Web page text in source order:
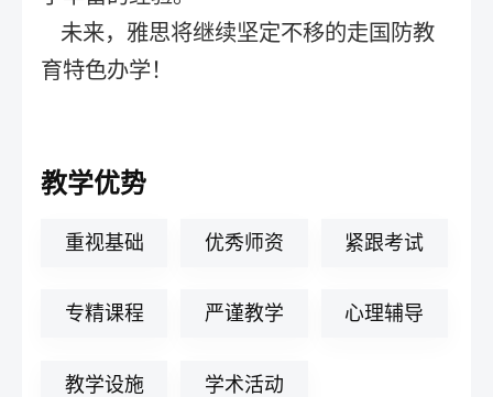
未来，雅思将继续坚定不移的走国防教
育特色办学！
教学优势
重视基础 优秀师资 紧跟考试
专精课程 严谨教学 心理辅导
教学设施 学术活动